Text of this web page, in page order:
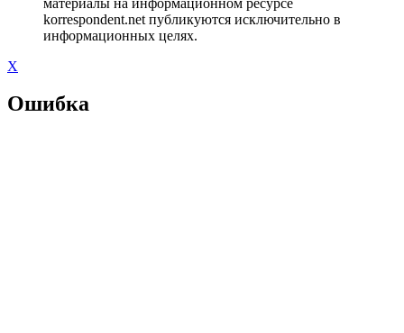
korrespondent.net публикуются исключительно в
информационных целях.
X
Ошибка